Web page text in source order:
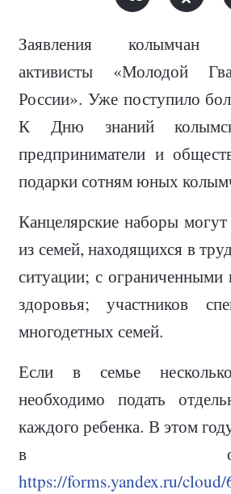
Заявления колымчан
активисты «Молодой
России». Уже поступило
К Дню знаний
предприниматели и
подарки сотням юных
Канцелярские наборы
из семей, находящихся в
ситуации; с
здоровья; участников
многодетных семей.
Если в семье
необходимо подать
каждого ребенка. В этом
в онлайн-
https://forms.yandex.ru/